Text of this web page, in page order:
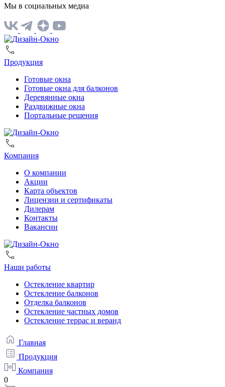
Мы в социальных медиа
Продукция
Готовые окна
Готовые окна для балконов
Деревянные окна
Раздвижные окна
Портальные решения
Компания
О компании
Акции
Карта объектов
Лицензии и сертификаты
Дилерам
Контакты
Вакансии
Наши работы
Остекление квартир
Остекление балконов
Отделка балконов
Остекление частных домов
Остекление террас и веранд
Главная
Продукция
Компания
0